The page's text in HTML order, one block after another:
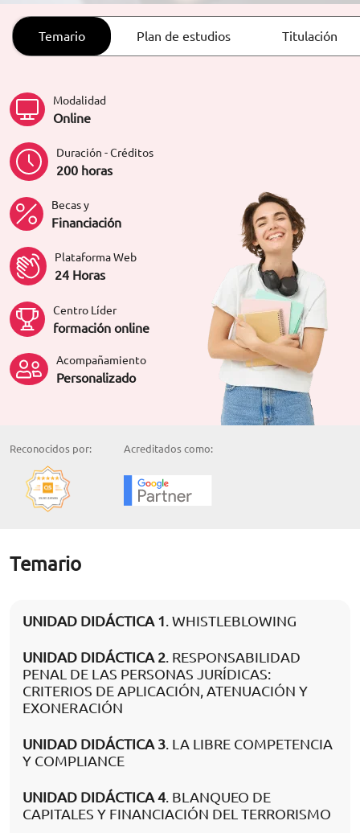
Temario Plan de estudios Titulación
Modalidad
Online
Duración - Créditos
200 horas
Becas y
Financiación
Plataforma Web
24 Horas
Centro Líder
formación online
Acompañamiento
Personalizado
Reconocidos por: Acreditados como:
Temario
UNIDAD DIDÁCTICA 1. WHISTLEBLOWING
UNIDAD DIDÁCTICA 2. RESPONSABILIDAD
PENAL DE LAS PERSONAS JURÍDICAS:
CRITERIOS DE APLICACIÓN, ATENUACIÓN Y
EXONERACIÓN
UNIDAD DIDÁCTICA 3. LA LIBRE COMPETENCIA
Y COMPLIANCE
UNIDAD DIDÁCTICA 4. BLANQUEO DE
CAPITALES Y FINANCIACIÓN DEL TERRORISMO